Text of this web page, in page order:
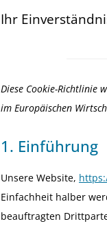
Ihr
Diese Cookie-Richtlinie
im Europäischen
1. Einführung
Unsere Website,
Einfachheit halber
beauftragten